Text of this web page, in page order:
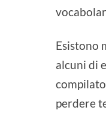
Esistono
alcuni di
perdere